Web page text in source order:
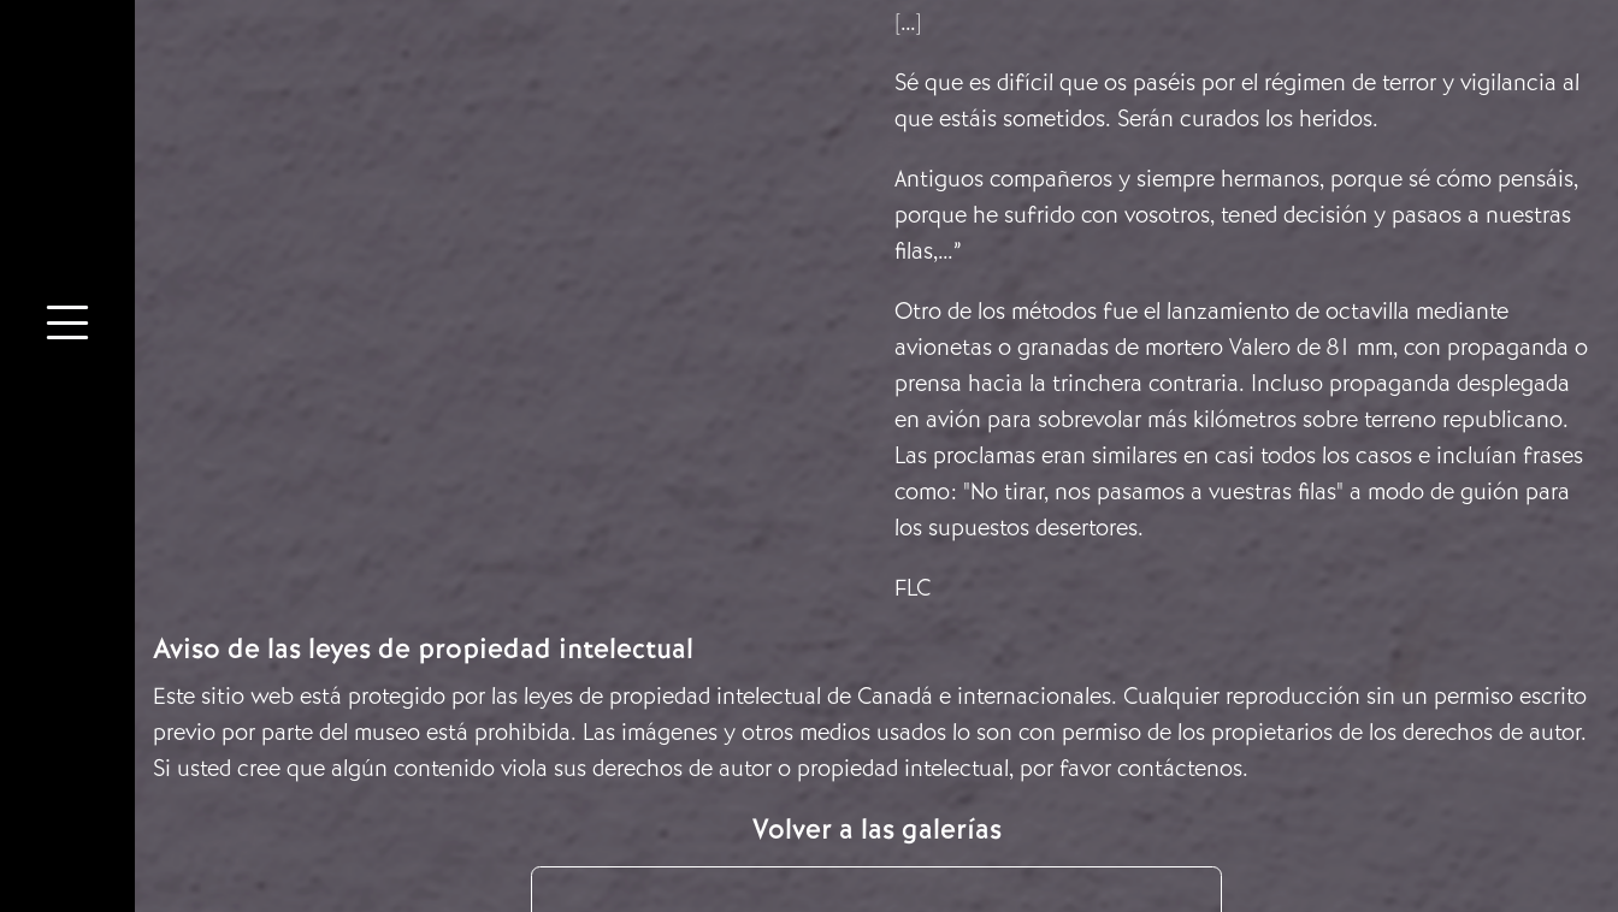
[…]
Sé que es difícil que os paséis por el régimen de terror y vigilancia al
que estáis sometidos. Serán curados los heridos.
Antiguos compañeros y siempre hermanos, porque sé cómo pensáis,
porque he sufrido con vosotros, tened decisión y pasaos a nuestras
filas,…”
Otro de los métodos fue el lanzamiento de octavilla mediante
avionetas o granadas de mortero Valero de 81 mm, con propaganda o
prensa hacia la trinchera contraria. Incluso propaganda desplegada
en avión para sobrevolar más kilómetros sobre terreno republicano.
Las proclamas eran similares en casi todos los casos e incluían frases
como: "No tirar, nos pasamos a vuestras filas" a modo de guión para
los supuestos desertores.
FLC
Aviso de las leyes de propiedad intelectual
Este sitio web está protegido por las leyes de propiedad intelectual de Canadá e internacionales. Cualquier reproducción sin un permiso escrito
previo por parte del museo está prohibida. Las imágenes y otros medios usados lo son con permiso de los propietarios de los derechos de autor.
Si usted cree que algún contenido viola sus derechos de autor o propiedad intelectual, por favor contáctenos.
Volver a las galerías